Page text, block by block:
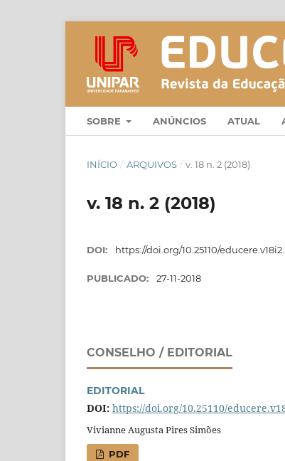
SOBRE ANÚNCIOS ATUAL
INÍCIO / ARQUIVOS / v. 18 n. 2 (2018)
v. 18 n. 2 (2018)
DOI: https://doi.org/10.25110/
PUBLICADO: 27-11-2018
CONSELHO / EDITORIAL
EDITORIAL
DOI: https://doi.org/10.25110/
Vivianne Augusta Pires Simões
PDF